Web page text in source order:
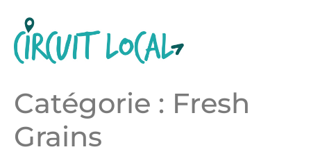
Catégorie : Fresh
Grains